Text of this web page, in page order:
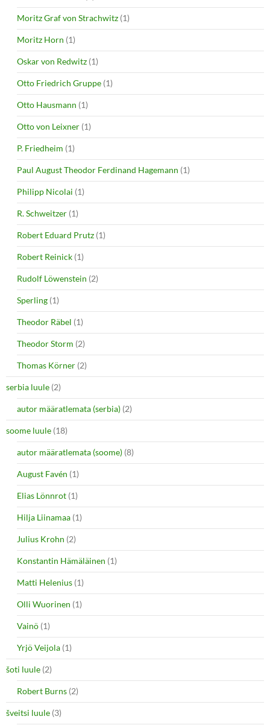
Moritz Graf von Strachwitz (1)
Moritz Horn (1)
Oskar von Redwitz (1)
Otto Friedrich Gruppe (1)
Otto Hausmann (1)
Otto von Leixner (1)
P. Friedheim (1)
Paul August Theodor Ferdinand Hagemann (1)
Philipp Nicolai (1)
R. Schweitzer (1)
Robert Eduard Prutz (1)
Robert Reinick (1)
Rudolf Löwenstein (2)
Sperling (1)
Theodor Räbel (1)
Theodor Storm (2)
Thomas Körner (2)
serbia luule (2)
autor määratlemata (serbia) (2)
soome luule (18)
autor määratlemata (soome) (8)
August Favén (1)
Elias Lönnrot (1)
Hilja Liinamaa (1)
Julius Krohn (2)
Konstantin Hämäläinen (1)
Matti Helenius (1)
Olli Wuorinen (1)
Vainö (1)
Yrjö Veijola (1)
šoti luule (2)
Robert Burns (2)
šveitsi luule (3)